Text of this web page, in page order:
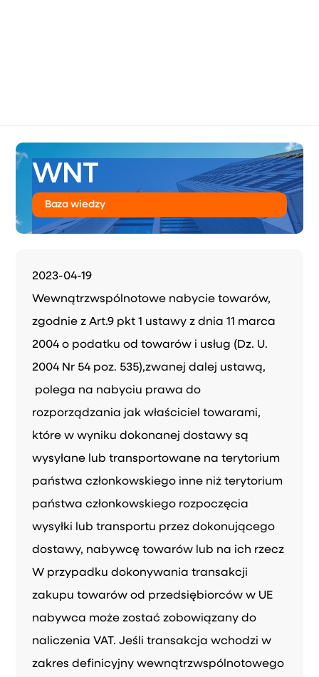
WNT
Baza wiedzy
2023-04-19
Wewnątrzwspólnotowe nabycie towarów,
zgodnie z Art.9 pkt 1 ustawy z dnia 11 marca
2004 o podatku od towarów i usług (Dz. U.
2004 Nr 54 poz. 535),zwanej dalej ustawą,
polega na nabyciu prawa do
rozporządzania jak właściciel towarami,
które w wyniku dokonanej dostawy są
wysyłane lub transportowane na terytorium
państwa członkowskiego inne niż terytorium
państwa członkowskiego rozpoczęcia
wysyłki lub transportu przez dokonującego
dostawy, nabywcę towarów lub na ich rzecz
W przypadku dokonywania transakcji
zakupu towarów od przedsiębiorców w UE
nabywca może zostać zobowiązany do
naliczenia VAT. Jeśli transakcja wchodzi w
zakres definicyjny wewnątrzwspólnotowego